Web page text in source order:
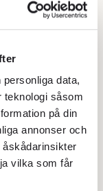
personliga data,
teknologi såsom
på din
annonser och
åskådarinsikter
vilka som får